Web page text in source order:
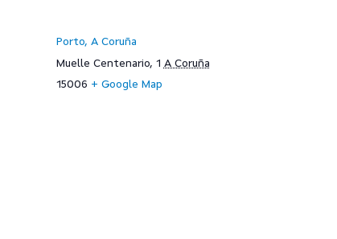
Porto, A Coruña
Muelle Centenario, 1 A Coruña
15006 + Google Map